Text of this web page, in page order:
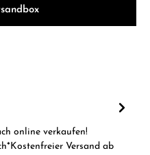
online verkaufen!
Versand ab